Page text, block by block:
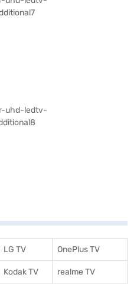
LG TV OnePlus TV
Kodak TV realme TV